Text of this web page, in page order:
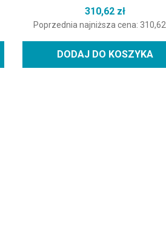
310,62 zł
Poprzednia najniższa cena: 310,62
DODAJ DO KOSZYKA